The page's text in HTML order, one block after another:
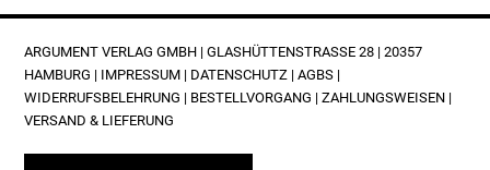
FOOTER
ARGUMENT VERLAG GMBH | GLASHÜTTENSTRASSE 28 | 20357 H
AMBURG | IMPRESSUM | DATENSCHUTZ |AGBS |
WIDERRUFSBELEHRUNG | BESTELLVORGANG |ZAHLUNGSWEISEN |
VERSAND & LIEFERUNG